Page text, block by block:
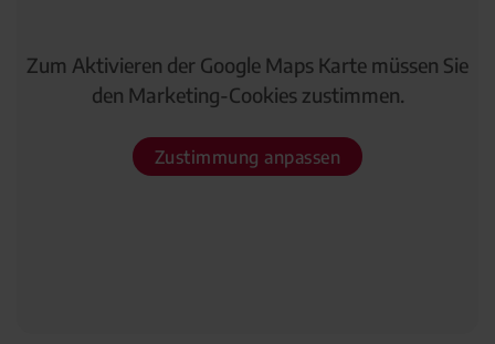
Zum Aktivieren der Google Maps Karte müssen Sie
den Marketing-Cookies zustimmen.
Zustimmung anpassen